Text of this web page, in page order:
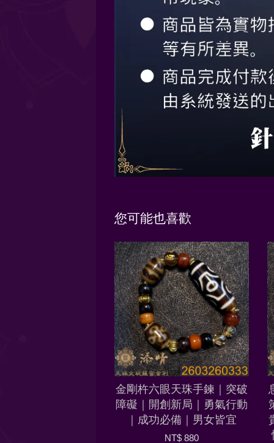
您可能也喜歡
金剛杵六眼天珠手鍊｜突破
障礙｜開創新局｜勇氣行動
｜成功必備｜男女皆宜
NT$ 880